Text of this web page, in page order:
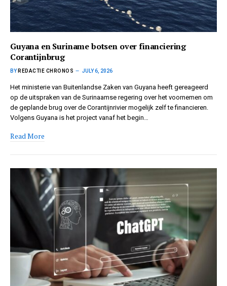
Guyana en Suriname botsen over financiering
Corantijnbrug
BY REDACTIE CHRONOS JULY 6, 2026
Het ministerie van Buitenlandse Zaken van Guyana heeft gereageerd
op de uitspraken van de Surinaamse regering over het voornemen om
de geplande brug over de Corantijnrivier mogelijk zelf te financieren.
Volgens Guyana is het project vanaf het begin…
Read More